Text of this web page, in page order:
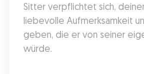
Sitter verpflichtet sich,
liebevolle Aufmerksamkeit
geben, die er von seiner
würde.